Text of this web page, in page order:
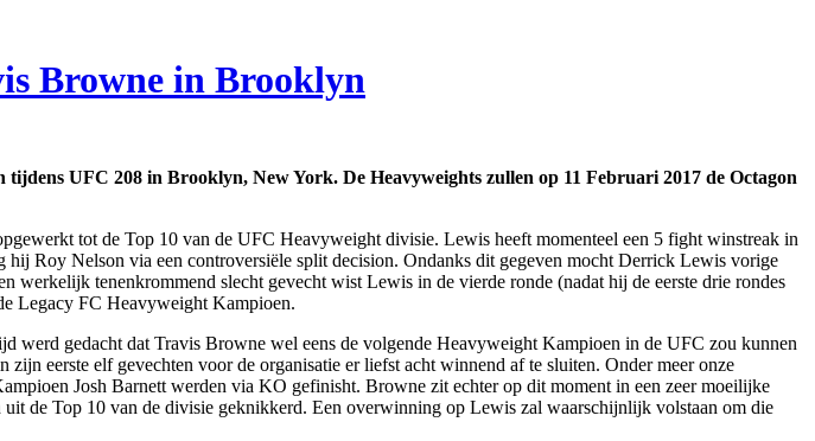
Browne in Brooklyn
UFC 208 in Brooklyn, New York. De Heavyweights zullen op 11 Februari 2017 de Octagon
tot de Top 10 van de UFC Heavyweight divisie. Lewis heeft momenteel een 5 fight winstreak in
Roy Nelson via een controversiële split decision. Ondanks dit gegeven mocht Derrick Lewis vorige
tenenkrommend slecht gevecht wist Lewis in de vierde ronde (nadat hij de eerste drie rondes
Legacy FC Heavyweight Kampioen.
werd gedacht dat Travis Browne wel eens de volgende Heavyweight Kampioen in de UFC zou kunnen
eerste elf gevechten voor de organisatie er liefst acht winnend af te sluiten. Onder meer onze
Josh Barnett werden via KO gefinisht. Browne zit echter op dit moment in een zeer moeilijke
de Top 10 van de divisie geknikkerd. Een overwinning op Lewis zal waarschijnlijk volstaan om die